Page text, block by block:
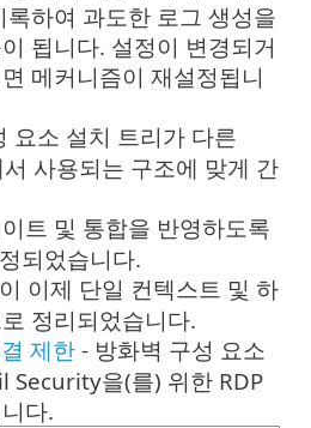
하여 과도한 로그 생성을
됩니다. 설정이 변경되거
메커니즘이 재설정됩니
요소 설치 트리가 다른
서 사용되는 구조에 맞게 간
트 및 통합을 반영하도록
되었습니다.
이제 단일 컨텍스트 및 하
정리되었습니다.
제한 - 방화벽 구성 요소
Security을(를) 위한 RDP
다.